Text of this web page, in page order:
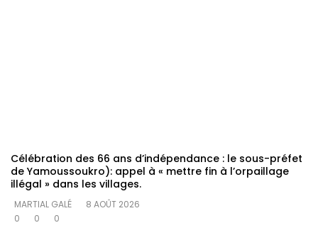
Célébration des 66 ans d’indépendance : le sous-préfet
de Yamoussoukro): appel à « mettre fin à l’orpaillage
illégal » dans les villages.
MARTIAL GALÉ
8 AOÛT 2026
0
0 0